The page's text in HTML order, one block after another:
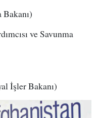
ve Savunma
İşler Bakanı)